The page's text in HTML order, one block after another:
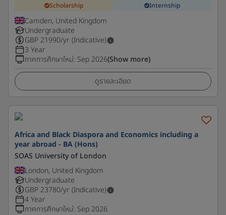
Scholarship Internship
Camden, United Kingdom
Undergraduate
GBP 21990/yr (Indicative)
3 Year
ภาคการศึกษาใหม่: Sep 2026(Show more)
ดูรายละเอียด
Africa and Black Diaspora and Economics including a
year abroad - BA (Hons)
SOAS University of London
London, United Kingdom
Undergraduate
GBP 23780/yr (Indicative)
4 Year
ภาคการศึกษาใหม่: Sep 2026